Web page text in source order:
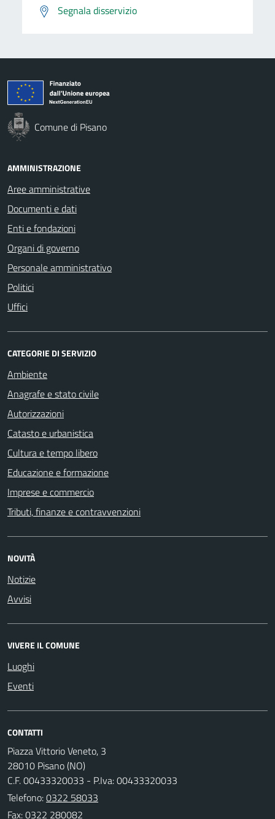
Segnala disservizio
Comune di Pisano
AMMINISTRAZIONE
Aree amministrative
Documenti e dati
Enti e fondazioni
Organi di governo
Personale amministrativo
Politici
Uffici
CATEGORIE DI SERVIZIO
Ambiente
Anagrafe e stato civile
Autorizzazioni
Catasto e urbanistica
Cultura e tempo libero
Educazione e formazione
Imprese e commercio
Tributi, finanze e contravvenzioni
NOVITÀ
Notizie
Avvisi
VIVERE IL COMUNE
Luoghi
Eventi
CONTATTI
Piazza Vittorio Veneto, 3
28010 Pisano (NO)
C.F. 00433320033 - P.Iva: 00433320033
Telefono:0322 58033
Fax: 0322 280082